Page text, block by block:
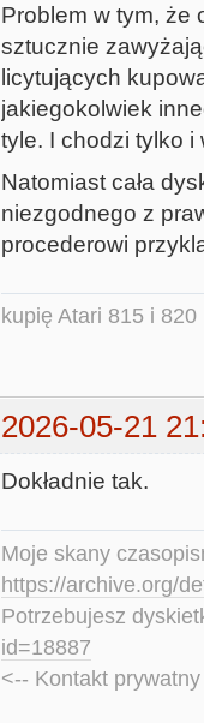
Problem w tym, że
sztucznie
licytujących
jakiegokolwiek
tyle. I chodzi tylko i
Natomiast cała
niezgodnego z
procederowi
kupię Atari 815 i 820
2026-05-21
Dokładnie tak.
Moje skany
https://archive.org/
Potrzebujesz
id=18887
<-- Kontakt